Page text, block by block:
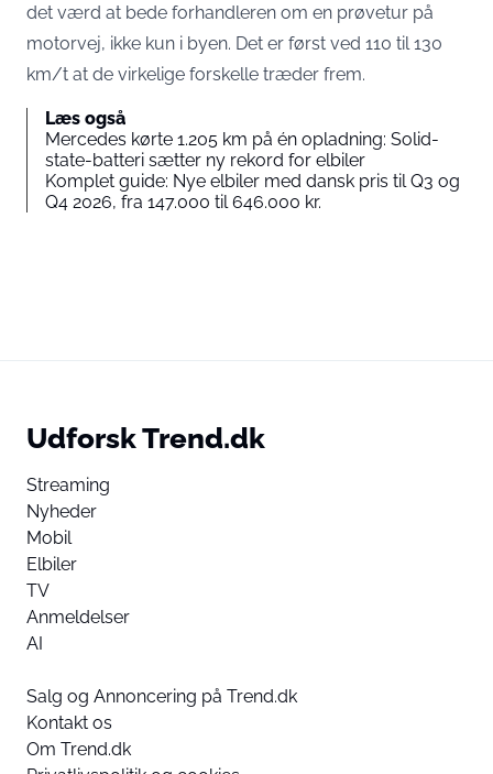
det værd at bede forhandleren om en prøvetur på
motorvej, ikke kun i byen. Det er først ved 110 til 130
km/t at de virkelige forskelle træder frem.
Læs også
Mercedes kørte 1.205 km på én opladning: Solid-
state-batteri sætter ny rekord for elbiler
Komplet guide: Nye elbiler med dansk pris til Q3 og
Q4 2026, fra 147.000 til 646.000 kr.
Udforsk Trend.dk
Streaming
Nyheder
Mobil
Elbiler
TV
Anmeldelser
AI
Salg og Annoncering på Trend.dk
Kontakt os
Om Trend.dk